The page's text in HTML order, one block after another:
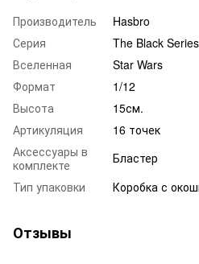
Производитель
Hasbro
Серия
The Black Series
Вселенная
Star Wars
Формат
1/12
Высота
15см.
Артикуляция
16 точек
Аксессуары в
комплекте
Бластер
Тип упаковки
Коробка с
Отзывы